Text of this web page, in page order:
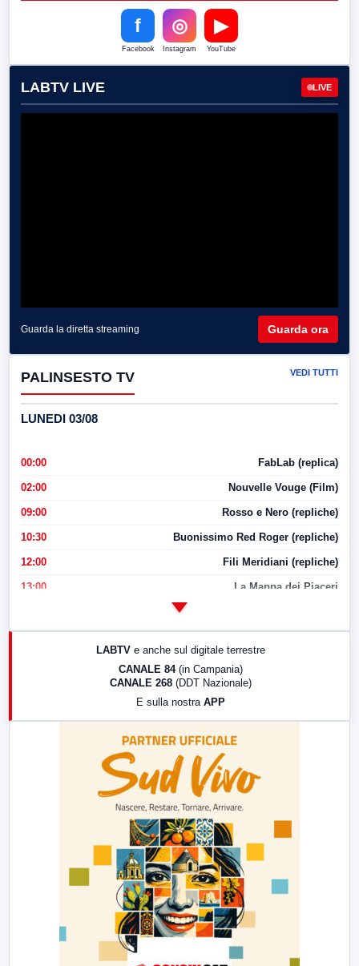
f
Facebook
◎
Instagram
▶
YouTube
LABTV LIVE LIVE
Guarda la diretta streaming Guarda ora
PALINSESTO TV VEDI TUTTI
LUNEDI 03/08
00:00 FabLab (replica)
02:00 Nouvelle Vouge (Film)
09:00 Rosso e Nero (repliche)
10:30 Buonissimo Red Roger (repliche)
12:00 Fili Meridiani (repliche)
13:00 La Mappa dei Piaceri
LABTV e anche sul digitale terrestre
CANALE 84 (in Campania)
CANALE 268 (DDT Nazionale)
E sulla nostra APP